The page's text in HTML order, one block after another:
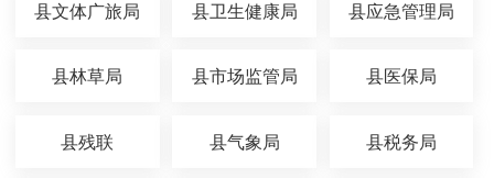
县文体广旅局 县卫生健康局 县应急管理局
县林草局 县市场监管局 县医保局
县残联 县气象局 县税务局